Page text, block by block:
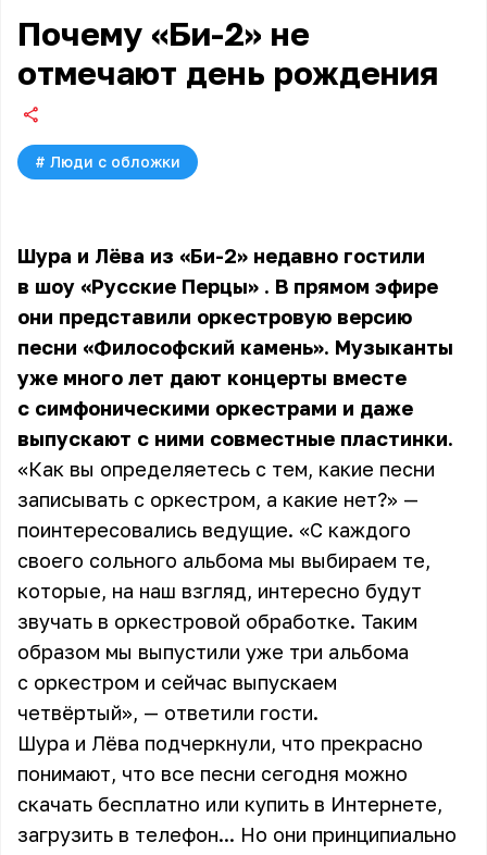
Почему «Би-2» не
отмечают день рождения
# Люди с обложки
Шура и Лёва из «Би-2» недавно гостили
в шоу «Русские Перцы» . В прямом эфире
они представили оркестровую версию
песни «Философский камень». Музыканты
уже много лет дают концерты вместе
с симфоническими оркестрами и даже
выпускают с ними совместные пластинки.
«Как вы определяетесь с тем, какие песни
записывать с оркестром, а какие нет?» —
поинтересовались ведущие. «С каждого
своего сольного альбома мы выбираем те,
которые, на наш взгляд, интересно будут
звучать в оркестровой обработке. Таким
образом мы выпустили уже три альбома
с оркестром и сейчас выпускаем
четвёртый», — ответили гости.
Шура и Лёва подчеркнули, что прекрасно
понимают, что все песни сегодня можно
скачать бесплатно или купить в Интернете,
загрузить в телефон... Но они принципиально